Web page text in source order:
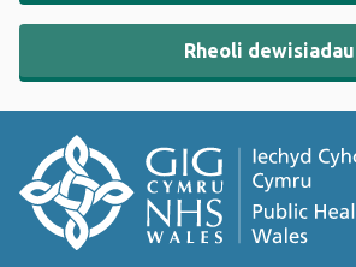
Rheoli dewisiadau